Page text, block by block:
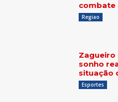
combate
Regiao
Zagueiro
sonho
situação
Esportes